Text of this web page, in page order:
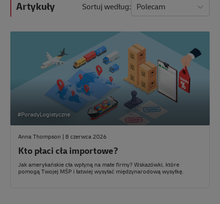
Artykuły Sortuj według Polecam
#PoradyLogistyczne
Anna Thompson | 8 czerwca 2026
Kto płaci cła importowe?
Jak amerykańskie cła wpłyną na małe firmy? Wskazówki, które
pomogą Twojej MŚP i łatwiej wysyłać międzynarodową wysyłkę.